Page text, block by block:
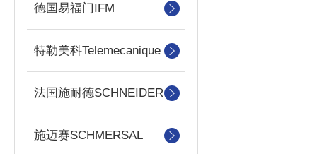
德国易福门IFM
特勒美科Telemecanique
法国施耐德SCHNEIDER
施迈赛SCHMERSAL